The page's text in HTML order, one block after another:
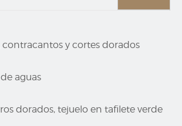
contracantos y cortes dorados
aguas
dorados, tejuelo en tafilete verde